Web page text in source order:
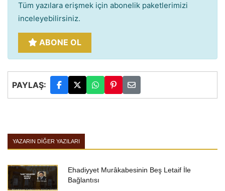
Tüm yazılara erişmek için abonelik paketlerimizi
inceleyebilirsiniz.
ABONE OL
PAYLAŞ:
YAZARIN DIĞER YAZILARI
Ehadiyyet Murâkabesinin Beş Letaif İle
Bağlantısı